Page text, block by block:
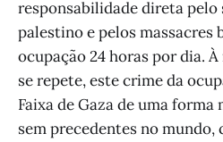
responsabilidade direta
palestino e pelos
ocupação 24 horas por dia.
se repete, este crime da
Faixa de Gaza de uma
sem precedentes no